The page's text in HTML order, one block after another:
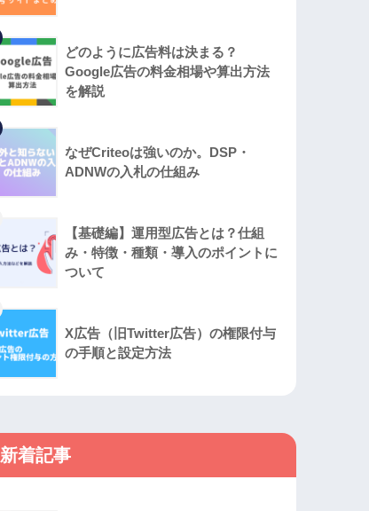
どのように広告料は決まる？
Google広告の料金相場や算出方法
を解説
なぜCriteoは強いのか。DSP・
ADNWの入札の仕組み
【基礎編】運用型広告とは？仕組
み・特徴・種類・導入のポイントに
ついて
X広告（旧Twitter広告）の権限付与
の手順と設定方法
新着記事